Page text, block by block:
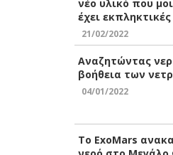
νέο υλικό που
έχει εκπληκτικές
21/02/2022
Αναζητώντας
βοήθεια των
04/01/2022
Το ExoMars